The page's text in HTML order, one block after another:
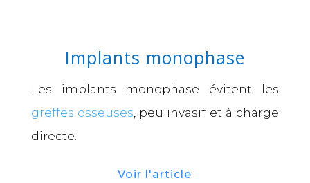
Implants monophase
Les implants monophase évitent les
greffes osseuses , peu invasif et à charge
directe.
Voir l'article